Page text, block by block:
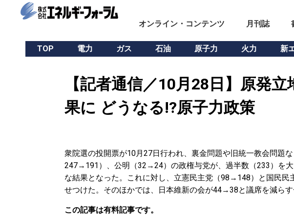
オンライン・コンテンツ 月刊誌
TOP 電力 ガス 石油 原子力 火力 新
【記者通信／10月28日】原発
果に どうなる!?原子力政策
衆院選の投開票が10月27日行われ、裏金問題や旧統一教会問題
247→191）、公明（32→24）の政権与党が、過半数（233）を
な結果となった。これに対し、立憲民主党（98→148）と国民
せつけた。そのほかでは、日本維新の会が44→38と議席を減ら
この記事は有料記事です。